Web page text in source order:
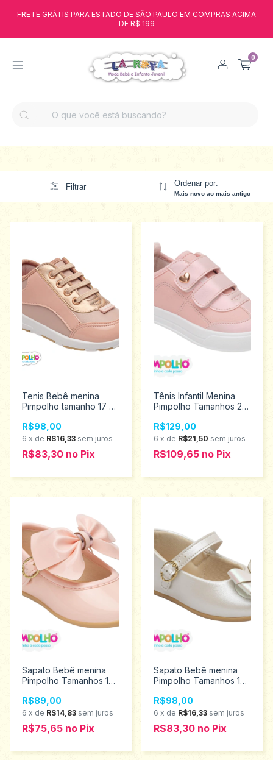
FRETE GRÁTIS PARA ESTADO DE SÃO PAULO EM COMPRAS ACIMA
DE R$ 199
0
Filtrar Ordenar por:
Mais novo ao mais antigo
Tenis Bebê menina
Pimpolho tamanho 17 ao
R$98,00
6 x de R$16,33 sem juros
R$83,30 no Pix
Tênis Infantil Menina
Pimpolho Tamanhos 22
R$129,00
6 x de R$21,50 sem juros
R$109,65 no Pix
Sapato Bebê menina
Pimpolho Tamanhos 16
R$89,00
6 x de R$14,83 sem juros
R$75,65 no Pix
Sapato Bebê menina
Pimpolho Tamanhos 17
R$98,00
6 x de R$16,33 sem juros
R$83,30 no Pix